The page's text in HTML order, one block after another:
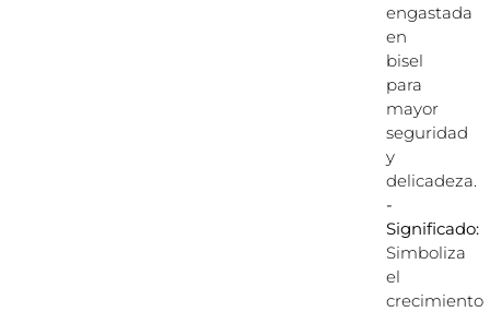
engastada
en
bisel
para
mayor
seguridad
y
delicadeza.
-
Significado:
Simboliza
el
crecimiento